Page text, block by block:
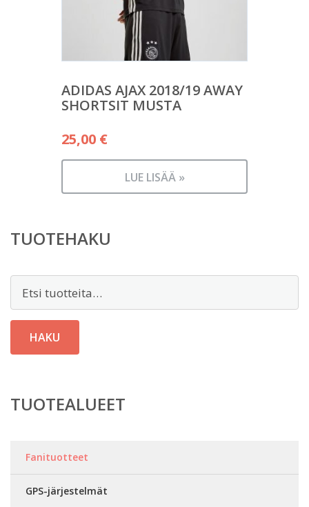
ADIDAS AJAX 2018/19 AWAY
SHORTSIT MUSTA
25,00 €
LUE LISÄÄ »
TUOTEHAKU
HAKU
TUOTEALUEET
Fanituotteet
GPS-järjestelmät